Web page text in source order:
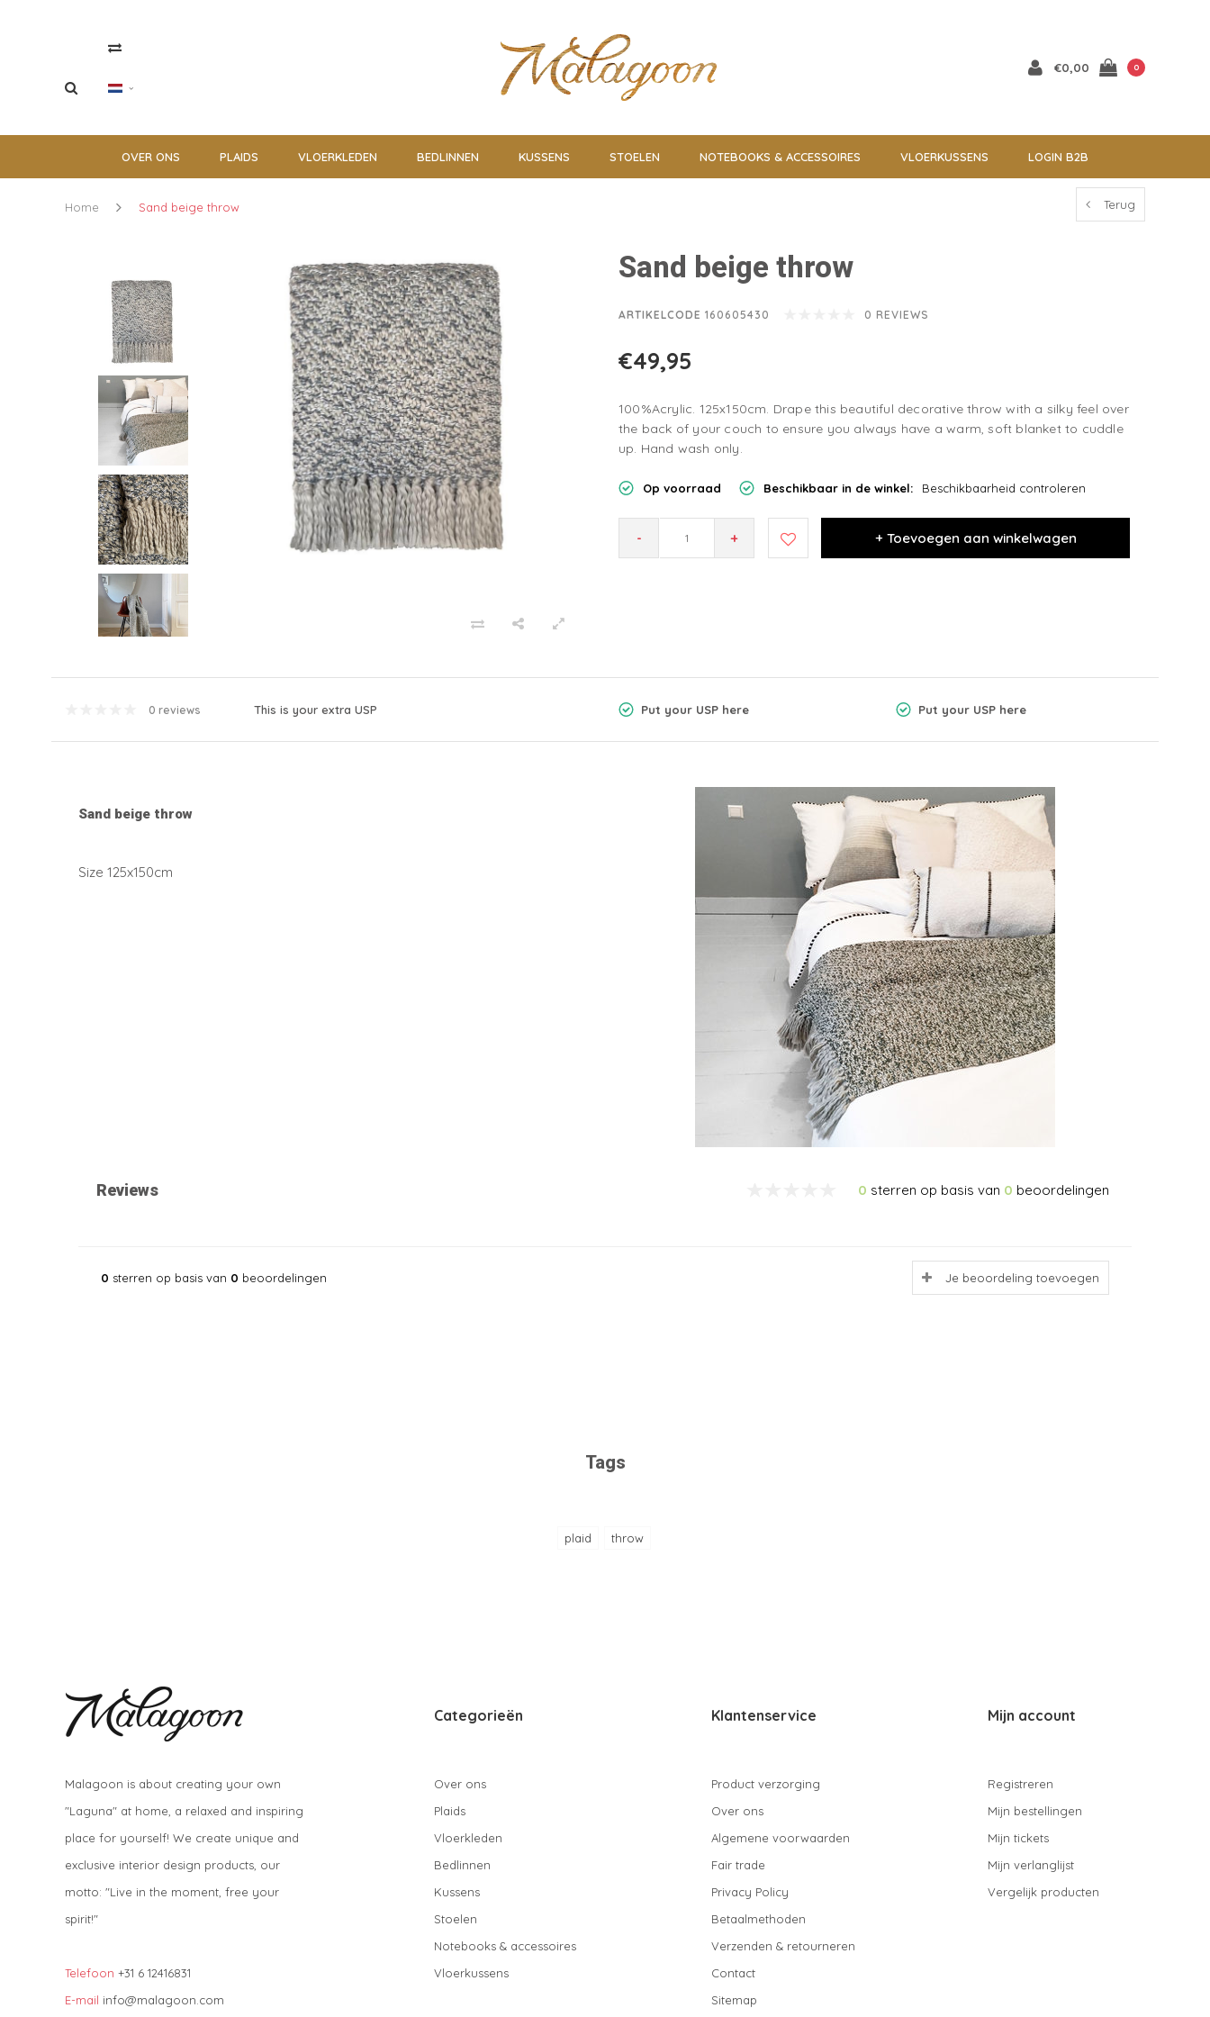
€0,00 0
OVER ONS PLAIDS VLOERKLEDEN BEDLINNEN KUSSENS STOELEN NOTEBOOKS & ACCESSOIRES VLOERKUSSENS LOGIN B2B
Home Sand beige throw Terug
Sand beige throw
ARTIKELCODE 160605430 0 REVIEWS
€49,95
100%Acrylic. 125x150cm. Drape this beautiful decorative throw with a silky feel over
the back of your couch to ensure you always have a warm, soft blanket to cuddle
up. Hand wash only.
Op voorraad Beschikbaar in de winkel: Beschikbaarheid controleren
- + + Toevoegen aan winkelwagen
0 reviews This is your extra USP Put your USP here Put your USP here
Sand beige throw
Size 125x150cm
Reviews 0 sterren op basis van 0 beoordelingen
0 sterren op basis van 0 beoordelingen Je beoordeling toevoegen
Tags
plaid throw
Malagoon is about creating your own
"Laguna" at home, a relaxed and inspiring
place for yourself! We create unique and
exclusive interior design products, our
motto: "Live in the moment, free your
spirit!"
Telefoon +31 6 12416831
E-mail info@malagoon.com
Categorieën
Over ons
Plaids
Vloerkleden
Bedlinnen
Kussens
Stoelen
Notebooks & accessoires
Vloerkussens
Klantenservice
Product verzorging
Over ons
Algemene voorwaarden
Fair trade
Privacy Policy
Betaalmethoden
Verzenden & retourneren
Contact
Sitemap
Mijn account
Registreren
Mijn bestellingen
Mijn tickets
Mijn verlanglijst
Vergelijk producten